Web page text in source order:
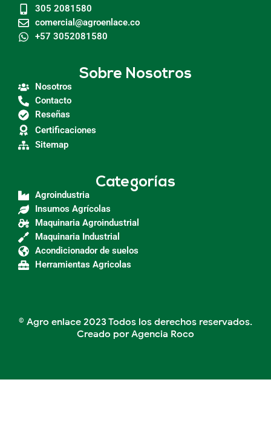
305 2081580
comercial@agroenlace.co
+57 3052081580
Sobre Nosotros
Nosotros
Contacto
Reseñas
Certificaciones
Sitemap
Categorías
Agroindustria
Insumos Agrícolas
Maquinaria Agroindustrial
Maquinaria Industrial
Acondicionador de suelos
Herramientas Agricolas
© Agro enlace 2023 Todos los derechos reservados.
Creado por Agencia Roco